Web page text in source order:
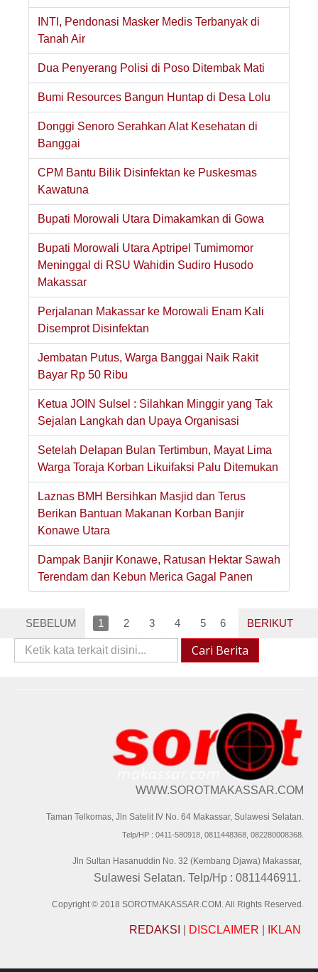
INTI, Pendonasi Masker Medis Terbanyak di
Tanah Air
Dua Penyerang Polisi di Poso Ditembak Mati
Bumi Resources Bangun Huntap di Desa Lolu
Donggi Senoro Serahkan Alat Kesehatan di
Banggai
CPM Bantu Bilik Disinfektan ke Puskesmas
Kawatuna
Bupati Morowali Utara Dimakamkan di Gowa
Bupati Morowali Utara Aptripel Tumimomor
Meninggal di RSU Wahidin Sudiro Husodo
Makassar
Perjalanan Makassar ke Morowali Enam Kali
Disemprot Disinfektan
Jembatan Putus, Warga Banggai Naik Rakit
Bayar Rp 50 Ribu
Ketua JOIN Sulsel : Silahkan Minggir yang Tak
Sejalan Langkah dan Upaya Organisasi
Setelah Delapan Bulan Tertimbun, Mayat Lima
Warga Toraja Korban Likuifaksi Palu Ditemukan
Laznas BMH Bersihkan Masjid dan Terus
Berikan Bantuan Makanan Korban Banjir
Konawe Utara
Dampak Banjir Konawe, Ratusan Hektar Sawah
Terendam dan Kebun Merica Gagal Panen
SEBELUM 1 2 3 4 5 6
BERIKUT
Cari
Berita::
Cari Berita
WWW.SOROTMAKASSAR.COM
Taman Telkomas, Jln Satelit IV No. 64 Makassar, Sulawesi Selatan.
Telp/HP : 0411-580918, 0811448368, 082280008368.
Jln Sultan Hasanuddin No. 32 (Kembang Djawa) Makassar,
Sulawesi Selatan. Telp/Hp : 0811446911.
Copyright © 2018 SOROTMAKASSAR.COM. All Rights Reserved.
REDAKSI DISCLAIMER IKLAN